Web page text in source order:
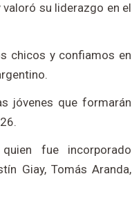
su liderazgo en el
chicos y confiamos en
jóvenes que formarán
fue incorporado
Giay, Tomás Aranda,